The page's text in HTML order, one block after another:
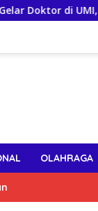
Teliti Kinerja ASN
OLAHRAGA